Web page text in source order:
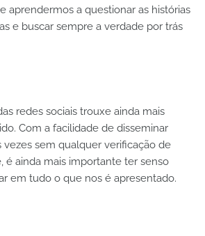
aprendermos a questionar as histórias
e buscar sempre a verdade por trás
redes sociais trouxe ainda mais
Com a facilidade de disseminar
vezes sem qualquer verificação de
é ainda mais importante ter senso
em tudo o que nos é apresentado.